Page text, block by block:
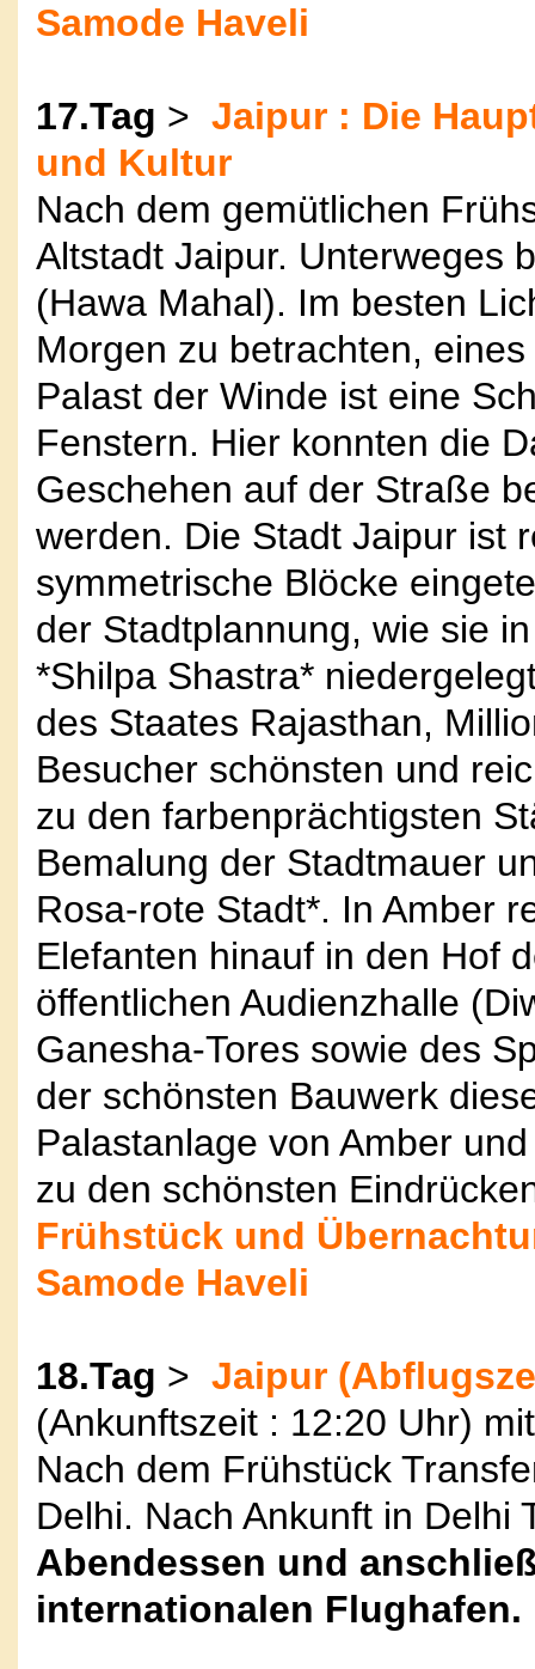
Samode Haveli
17.Tag > Jaipur : Die
und Kultur
Nach dem gemütlichen
Altstadt Jaipur. Unterweges
(Hawa Mahal). Im besten
Morgen zu betrachten,
Palast der Winde ist eine
Fenstern. Hier konnten die
Geschehen auf der Straße
werden. Die Stadt Jaipur ist
symmetrische Blöcke
der Stadtplannung, wie sie
*Shilpa Shastra*
des Staates Rajasthan,
Besucher schönsten und
zu den farbenprächtigsten
Bemalung der Stadtmauer
Rosa-rote Stadt*. In Amber
Elefanten hinauf in den Hof
öffentlichen Audienzhalle
Ganesha-Tores sowie des
der schönsten Bauwerk
Palastanlage von Amber
zu den schönsten
Frühstück und
Samode Haveli
18.Tag > Jaipur
(Ankunftszeit : 12:20 Uhr)
Nach dem Frühstück
Delhi. Nach Ankunft in
Abendessen und
internationalen Flughafen.